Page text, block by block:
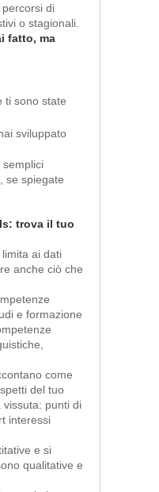
di
o stagionali.
fatto, ma
ti sono state
sviluppato
semplici
se spiegate
trova il tuo
ai dati
anche ciò che
e formazione
come
del tuo
punti di
interessi
e si
qualitative e